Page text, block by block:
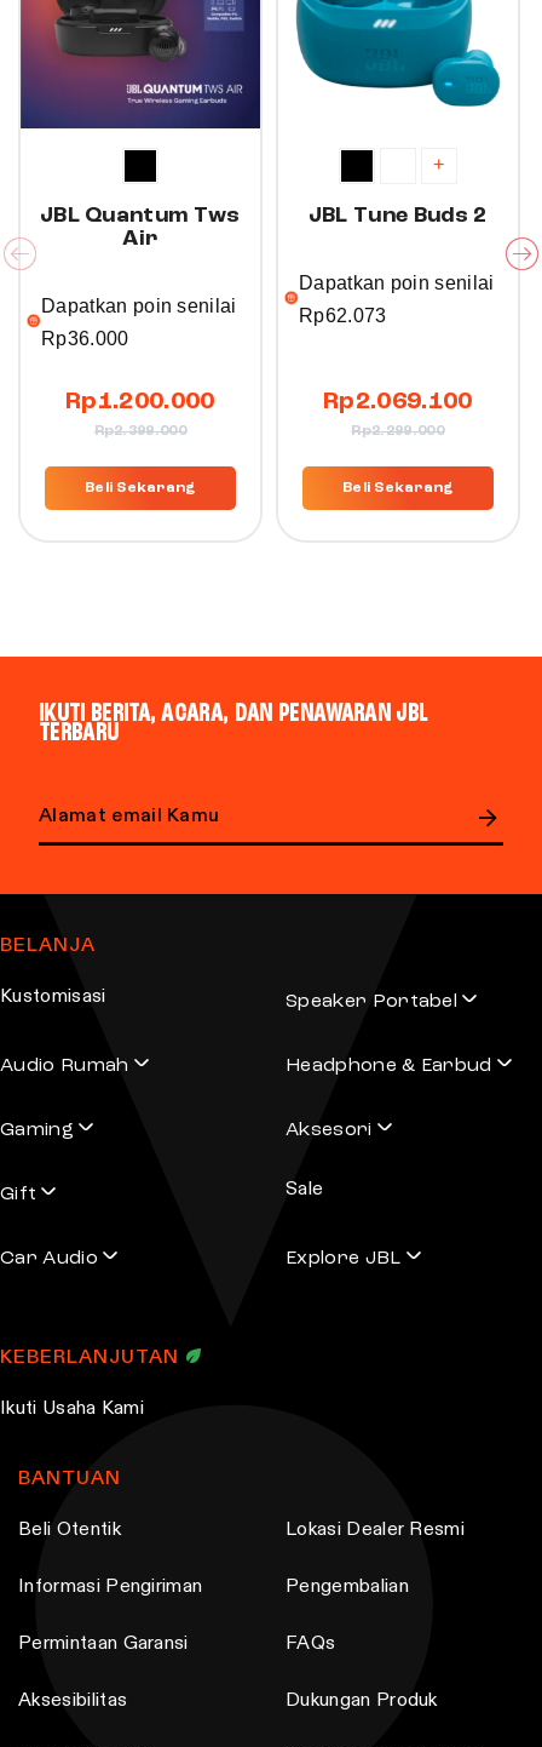
JBL Quantum Tws
Air
Dapatkan poin senilai
Rp36.000
Rp1.200.000
Rp2.399.000
Beli Sekarang
+
JBL Tune Buds 2
Dapatkan poin senilai
Rp62.073
Rp2.069.100
Rp2.299.000
Beli Sekarang
IKUTI BERITA, ACARA, DAN PENAWARAN JBL
TERBARU
BELANJA
Kustomisasi Speaker Portabel
Audio Rumah Headphone & Earbud
Gaming Aksesori
Gift Sale
Car Audio Explore JBL
KEBERLANJUTAN
Ikuti Usaha Kami
BANTUAN
Beli Otentik Lokasi Dealer Resmi
Informasi Pengiriman Pengembalian
Permintaan Garansi FAQs
Aksesibilitas Dukungan Produk